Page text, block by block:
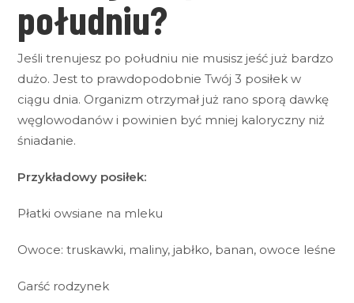
południu?
Jeśli trenujesz po południu nie musisz jeść już bardzo
dużo. Jest to prawdopodobnie Twój 3 posiłek w
ciągu dnia. Organizm otrzymał już rano sporą dawkę
węglowodanów i powinien być mniej kaloryczny niż
śniadanie.
Przykładowy posiłek:
Płatki owsiane na mleku
Owoce: truskawki, maliny, jabłko, banan, owoce leśne
Garść rodzynek